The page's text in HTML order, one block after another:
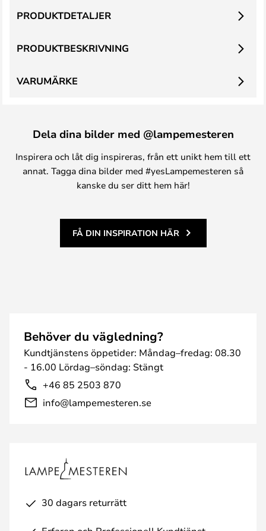
PRODUKTBESKRIVNING
PRODUKTDETALJER
VARUMÄRKE
Dela dina bilder med @lampemesteren
Inspirera och låt dig inspireras, från ett unikt hem till ett
annat. Tagga dina bilder med #yesLampemesteren så
kanske du ser ditt hem här!
FÅ DIN INSPIRATION HÄR
Behöver du vägledning?
Kundtjänstens öppetider: Måndag–fredag: 08.30
- 16.00 Lördag–söndag: Stängt
+46 85 2503 870
info@lampemesteren.se
30 dagars returrätt